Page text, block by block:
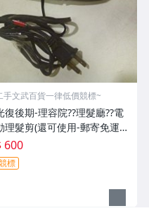
手文武百貨一律低價競標~
復後期-理容院??理髮廳??電
理髮剪(還可使用-郵寄免運
)收藏品~收藏用
600
標